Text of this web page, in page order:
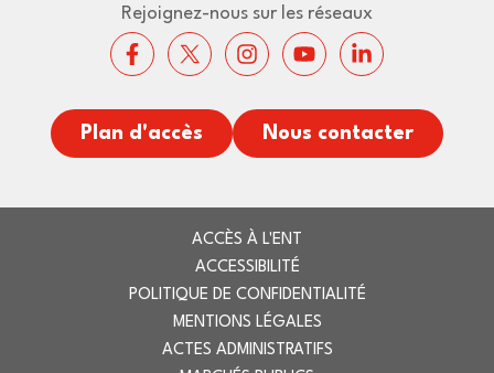
Rejoignez-nous sur les réseaux
Plan d'accès Nous contacter
ACCÈS À L'ENT
ACCESSIBILITÉ
POLITIQUE DE CONFIDENTIALITÉ
MENTIONS LÉGALES
ACTES ADMINISTRATIFS